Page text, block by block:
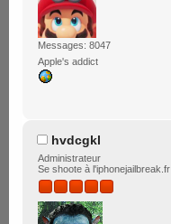
Messages: 8047
Apple's addict
hvdcgkl
Administrateur
Se shoote à l'iphonejailbreak.fr